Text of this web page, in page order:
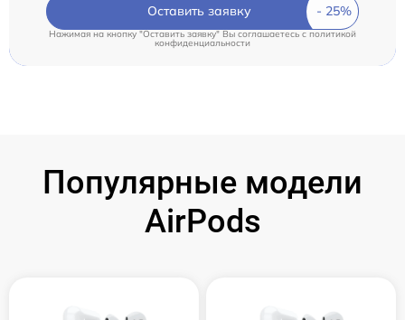
Оставить заявку
Нажимая на кнопку "Оставить заявку" Вы соглашаетесь cполитикой
конфиденциальности
Популярные модели
AirPods